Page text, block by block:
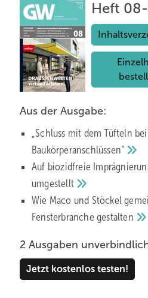
Heft
Aus der Ausgabe:
„Schluss mit d em Tüfteln bei
Baukörperanschlüssen“
Auf biozidfreie
umgestellt
Wie Maco und Stöckel
Fensterbranche gestalten
2 Ausgaben
Jetzt kostenlos testen!